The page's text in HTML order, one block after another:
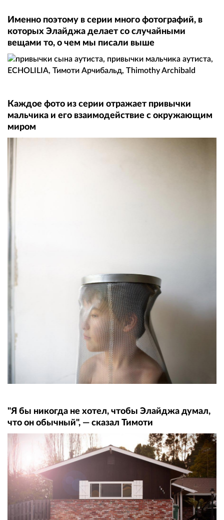
Именно поэтому в серии много фотографий, в
которых Элайджа делает со случайными
вещами то, о чем мы писали выше
Каждое фото из серии отражает привычки
мальчика и его взаимодействие с окружающим
миром
"Я бы никогда не хотел, чтобы Элайджа думал,
что он обычный", — сказал Тимоти